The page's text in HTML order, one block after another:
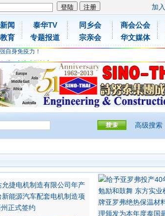
加
闻
育
泰华TV
专题报道
同乡会
宗亲会
商会公会
华文媒体
维C应该这样补充
日本原装尤妮佳超立体儿童防飞沫口罩
自身免疫力！
维C应该这样补充
日本原装尤妮佳超立体儿童防飞沫口罩
自身免疫力！
高级搜索